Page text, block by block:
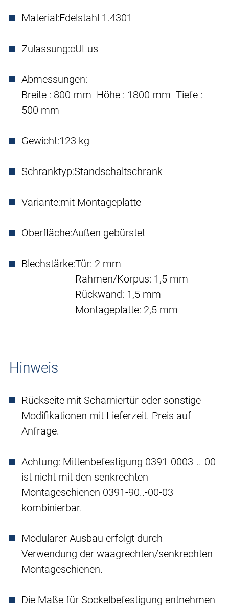
Material:Edelstahl 1.4301
Zulassung:cULus
Abmessungen:
Breite : 800 mm Höhe : 1800 mm Tiefe :
500 mm
Gewicht:123 kg
Schranktyp:Standschaltschrank
Variante:mit Montageplatte
Oberfläche:Außen gebürstet
Blechstärke:Tür: 2 mm
Rahmen/Korpus: 1,5 mm
Rückwand: 1,5 mm
Montageplatte: 2,5 mm
Hinweis
Rückseite mit Scharniertür oder sonstige
Modifikationen mit Lieferzeit. Preis auf
Anfrage.
Achtung: Mittenbefestigung 0391-0003-..-00
ist nicht mit den senkrechten
Montageschienen 0391-90..-00-03
kombinierbar.
Modularer Ausbau erfolgt durch
Verwendung der waagrechten/senkrechten
Montageschienen.
Die Maße für Sockelbefestigung entnehmen